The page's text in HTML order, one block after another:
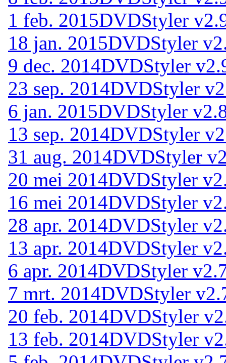
1 feb. 2015DVDStyler
18 jan. 2015DVDStyler
9 dec. 2014DVDStyler
23 sep. 2014DVDStyler
6 jan. 2015DVDStyler
13 sep. 2014DVDStyler
31 aug. 2014DVDStyler
20 mei 2014DVDStyler
16 mei 2014DVDStyler
28 apr. 2014DVDStyler
13 apr. 2014DVDStyler
6 apr. 2014DVDStyler
7 mrt. 2014DVDStyler
20 feb. 2014DVDStyler
13 feb. 2014DVDStyler